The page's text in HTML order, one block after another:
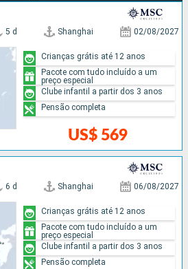
5 d Shanghai 02/08/2027
US$ 569
Crianças grátis até 12 anos
Pacote com tudo incluído a um
preço especial
Clube infantil a partir dos 3 anos
Pensão completa
6 d Shanghai 06/08/2027
Crianças grátis até 12 anos
Pacote com tudo incluído a um
preço especial
Clube infantil a partir dos 3 anos
Pensão completa